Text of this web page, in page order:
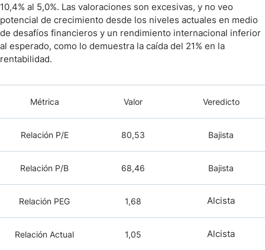
10,4% al 5,0%. Las valoraciones son excesivas, y no veo
potencial de crecimiento desde los niveles actuales en medio
de desafíos financieros y un rendimiento internacional inferior
al esperado, como lo demuestra la caída del 21% en la
rentabilidad.
Métrica Valor Veredicto
Relación P/E 80,53 Bajista
Relación P/B 68,46 Bajista
Relación PEG 1,68 Alcista
Relación Actual 1,05 Alcista